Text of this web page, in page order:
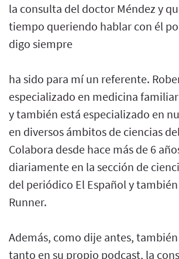
la consulta del doctor Méndez y
tiempo queriendo hablar con él
digo siempre
ha sido para mí un referente.
especializado en medicina
y también está especializado en
en diversos ámbitos de ciencias
Colabora desde hace más de 6
diariamente en la sección de
del periódico El Español y
Runner.
Además, como dije antes,
tanto en su propio podcast, la